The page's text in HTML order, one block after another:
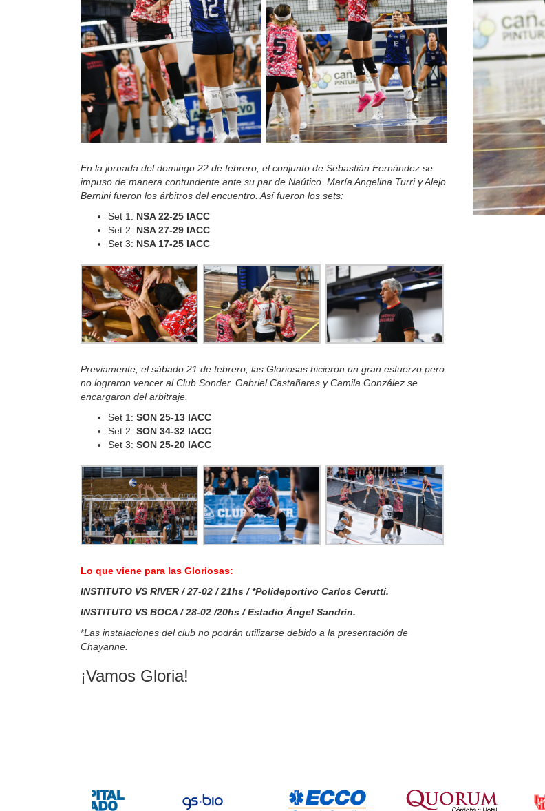
En la jornada del domingo 22 de febrero, el conjunto de Sebastián Fernández se
impuso de manera contundente ante su par de Naútico. María Angelina Turri y Alejo
Bernini fueron los árbitros del encuentro. Así fueron los sets:
Set 1: NSA 22-25 IACC
Set 2: NSA27-29 IACC
Set 3: NSA17-25 IACC
Previamente, el sábado 21 de febrero, las Gloriosas hicieron un gran esfuerzo pero
no lograron vencer al Club Sonder. Gabriel Castañares y Camila González se
encargaron del arbitraje.
Set 1: SON 25-13 IACC
Set 2: SON 34-32 IACC
Set 3: SON 25-20 IACC
Lo que viene para las Gloriosas:
INSTITUTO VS RIVER / 27-02 / 21hs / *Polideportivo Carlos Cerutti.
INSTITUTO VS BOCA / 28-02 /20hs / Estadio Ángel Sandrín.
*Las instalaciones del club no podrán utilizarse debido a la presentación de
Chayanne.
¡Vamos Gloria!